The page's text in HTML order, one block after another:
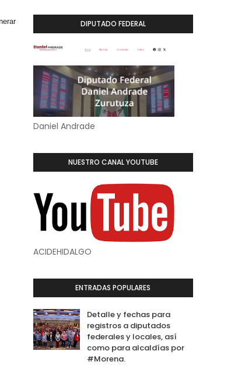
DIPUTADO FEDERAL
Daniel Andrade
NUESTRO CANAL YOUTUBE
ACIDEHIDALGO
ENTRADAS POPULARES
Detalle y fechas para
registros a diputados
federales y locales, así
como para alcaldías por
#Morena.